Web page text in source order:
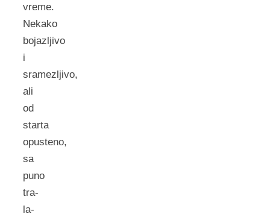
vreme.
Nekako
bojazljivo
i
sramezljivo,
ali
od
starta
opusteno,
sa
puno
tra-
la-